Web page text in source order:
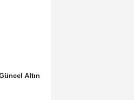
Altın